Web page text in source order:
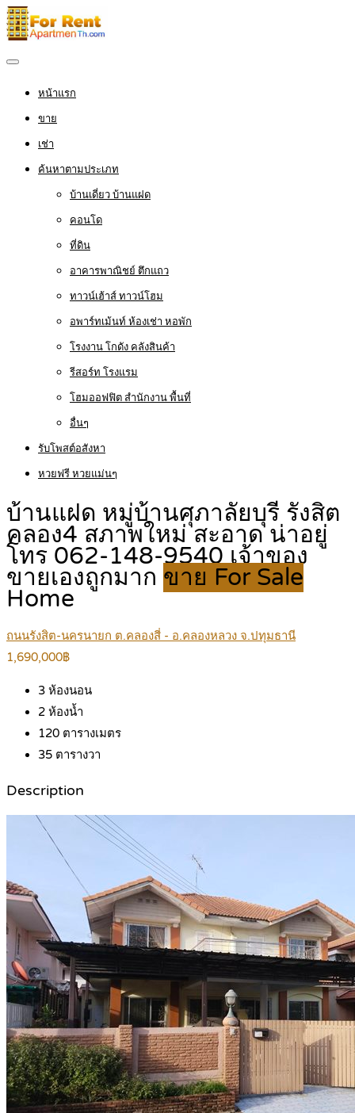
หน้าแรก
ขาย
เช่า
ค้นหาตามประเภท
บ้านเดี่ยว บ้านแฝด
คอนโด
ที่ดิน
อาคารพาณิชย์ ตึกแถว
ทาวน์เฮ้าส์ ทาวน์โฮม
อพาร์ทเม้นท์ ห้องเช่า หอพัก
โรงงาน โกดัง คลังสินค้า
รีสอร์ท โรงแรม
โฮมออฟฟิต สำนักงาน พื้นที่
อื่นๆ
รับโพสต์อสังหา
หวยฟรี หวยแม่นๆ
บ้านแฝด หมู่บ้านศุภาลัยบุรี รังสิต
คลอง4 สภาพใหม่ สะอาด น่าอยู่
โทร 062-148-9540 เจ้าของ
ขายเองถูกมาก ขาย For Sale
Home
ถนนรังสิต-นครนายก ต.คลองสี่ - อ.คลองหลวง จ.ปทุมธานี
1,690,000฿
3 ห้องนอน
2 ห้องน้ำ
120 ตารางเมตร
35 ตารางวา
Description